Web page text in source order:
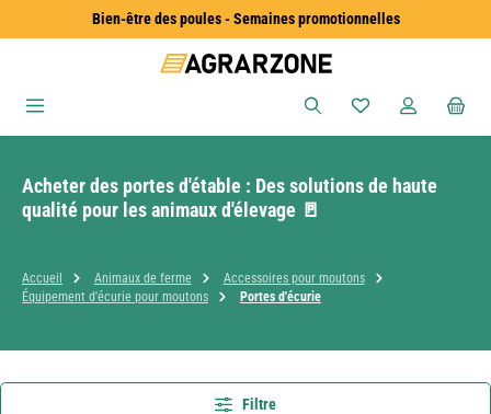
Passer au contenu principalBien-être des poules - Semaines promotionnelles
Vous avez 0
Acheter des portes d'étable : Des solutions de haute
qualité pour les animaux d'élevage 🚪
Accueil Animaux de ferme
Accessoires pour moutons
Équipement d'écurie pour moutons
Portes d'écurie
Filtre